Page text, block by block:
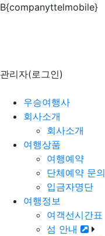
B{companyttelmobile}
관리자(로그인)
우승여행사
회사소개
회사소개
여행상품
여행예약
단체예약 문의
입금자명단
여행정보
여객선시간표
섬 안내